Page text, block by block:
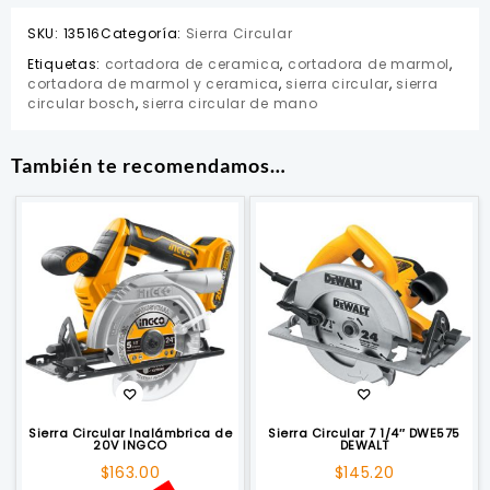
SKU: 13516Categoría: Sierra Circular
Etiquetas: cortadora de ceramica, cortadora de marmol,
cortadora de marmol y ceramica, sierra circular, sierra
circular bosch, sierra circular de mano
También te recomendamos…
Sierra Circular Inalámbrica de
20V INGCO
$163.00
Sierra Circular 7 1/4″ DWE575
DEWALT
$145.20